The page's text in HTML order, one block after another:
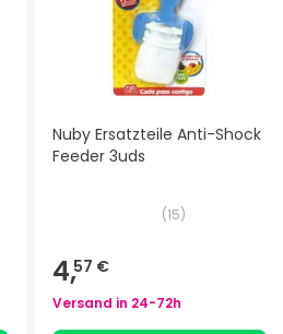
Nuby Ersatzteile Anti-Shock
Feeder 3uds
(15)
4,57 €
Versand in 24-72h